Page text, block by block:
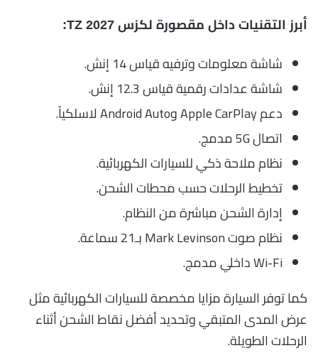
أبرز التقنيات داخل مقصورة لكزس TZ 2027:
شاشة معلومات وترفيه قياس 14 إنش.
شاشة عدادات رقمية قياس 12.3 إنش.
دعم Apple CarPlay وAndroid Auto لاسلكياً.
اتصال 5G مدمج.
نظام ملاحة ذكي للسيارات الكهربائية.
تخطيط الرحلات حسب محطات الشحن.
إدارة الشحن مباشرة من النظام.
نظام صوت Mark Levinson بـ21 سماعة.
Wi-Fi داخلي مدمج.
كما توفر السيارة مزايا مخصصة للسيارات الكهربائية مثل
عرض المدى المتبقي وتحديد أفضل نقاط الشحن أثناء
الرحلات الطويلة.